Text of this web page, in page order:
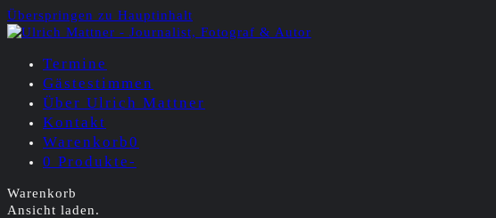
Überspringen zu Hauptinhalt
Termine
Gästestimmen
Über Ulrich Mattner
Kontakt
Warenkorb0
0 Produkte-
Warenkorb
Ansicht laden.